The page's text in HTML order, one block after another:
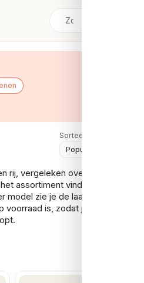
Sorteer:
rij, vergeleken over meerdere
assortiment vind je vooral
zie je de laagste prijs en
is, zodat je je Rieker